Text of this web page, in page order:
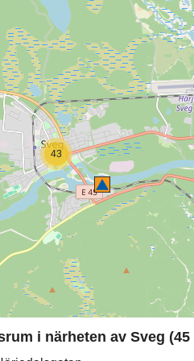
43
i närheten av Sveg (45